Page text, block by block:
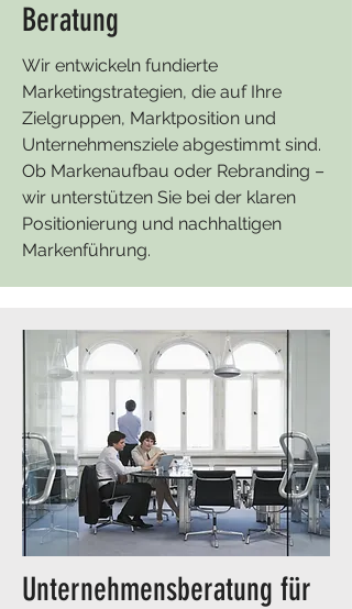
Beratung
Wir entwickeln fundierte
Marketingstrategien, die auf Ihre
Zielgruppen, Marktposition und
Unternehmensziele abgestimmt sind.
Ob Markenaufbau oder Rebranding –
wir unterstützen Sie bei der klaren
Positionierung und nachhaltigen
Markenführung.
Unternehmensberatung für